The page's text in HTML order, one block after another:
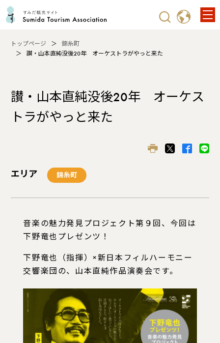
トップページ
錦糸町
讃・山本直純没後20年 オーケストラがやっと来た
讃・山本直純没後20年 オーケス
トラがやっと来た
エリア 錦糸町
音楽の魅力発見プロジェクト第９回、今回は
下野竜也プレゼンツ！
下野竜也（指揮）×新日本フィルハーモニー
交響楽団の、山本直純作品演奏会です。